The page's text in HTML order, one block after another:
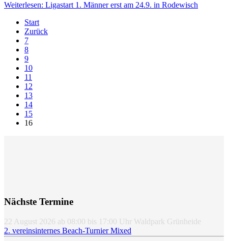
Weiterlesen: Ligastart 1. Männer erst am 24.9. in Rodewisch
Start
Zurück
7
8
9
10
11
12
13
14
15
16
Nächste Termine
22 August 2026 ab 08:00 bis 17:00 Uhr Waldpark Grünheide
2. vereinsinternes Beach-Turnier Mixed